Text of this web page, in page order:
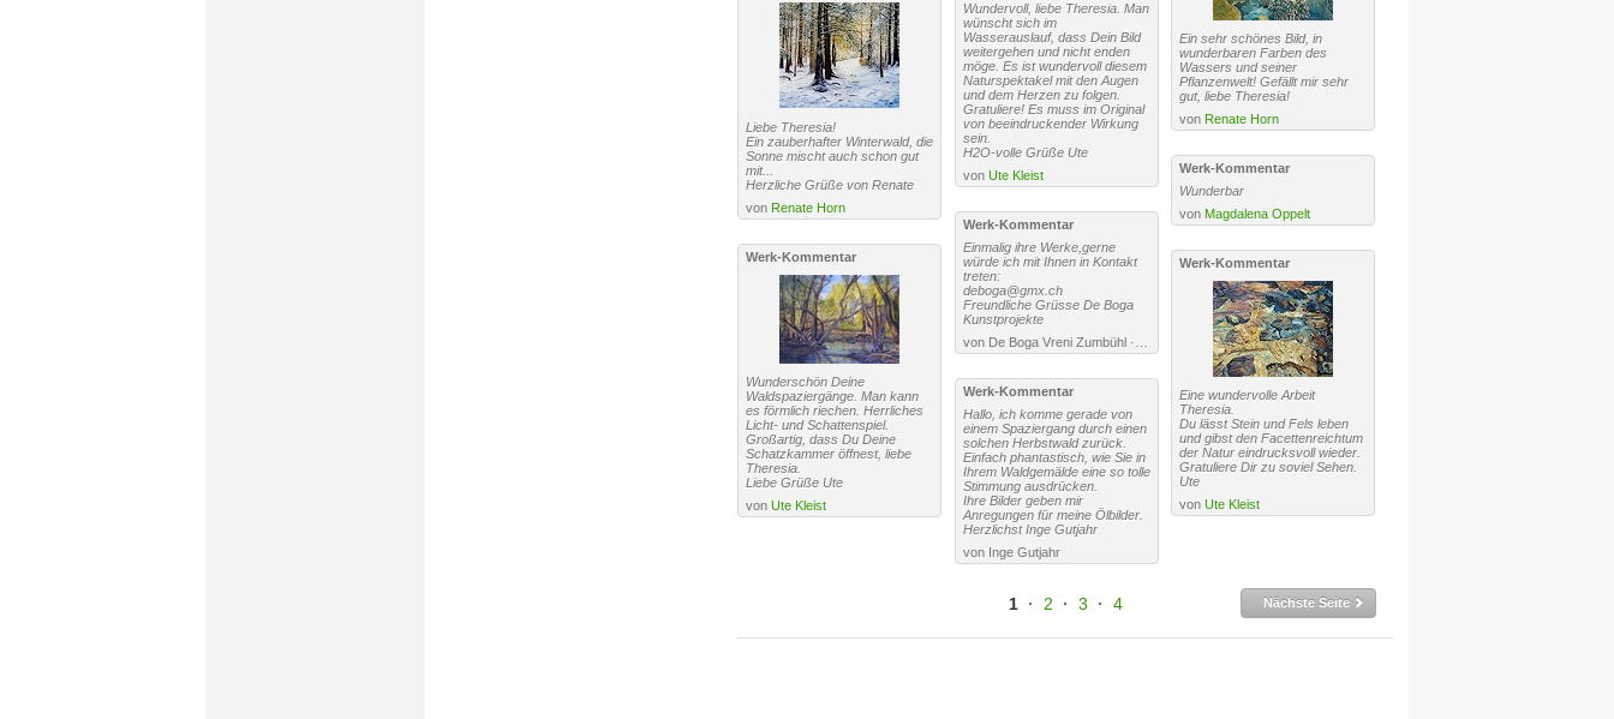
Liebe Theresia!
Ein zauberhafter Winterwald, die
Sonne mischt auch schon gut
mit...
Herzliche Grüße von Renate
von Renate Horn
Werk-Kommentar
Wunderschön Deine
Waldspaziergänge. Man kann
es förmlich riechen. Herrliches
Licht- und Schattenspiel.
Großartig, dass Du Deine
Schatzkammer öffnest, liebe
Theresia.
Liebe Grüße Ute
vonUte Kleist
Wundervoll, liebe Theresia. Man
wünscht sich im
Wasserauslauf, dass Dein Bild
weitergehen und nicht enden
möge. Es ist wundervoll diesem
Naturspektakel mit den Augen
und dem Herzen zu folgen.
Gratuliere! Es muss im Original
von beeindruckender Wirkung
sein.
H2O-volle Grüße Ute
von Ute Kleist
Werk-Kommentar
Einmalig ihre Werke,gerne
würde ich mit Ihnen in Kontakt
treten:
deboga@gmx.ch
Freundliche Grüsse De Boga
Kunstprojekte
Werk-Kommentar
Hallo, ich komme gerade von
einem Spaziergang durch einen
solchen Herbstwald zurück.
Einfach phantastisch, wie Sie in
Ihrem Waldgemälde eine so tolle
Stimmung ausdrücken.
Ihre Bilder geben mir
Anregungen für meine Ölbilder.
Herzlichst Inge Gutjahr
von Inge Gutjahr
Ein sehr schönes Bild, in
wunderbaren Farben des
Wassers und seiner
Pflanzenwelt! Gefällt mir sehr
gut, liebe Theresia!
von Renate Horn
Werk-Kommentar
Wunderbar
von Magdalena Oppelt
Werk-Kommentar
Eine wundervolle Arbeit
Theresia.
Du lässt Stein und Fels leben
und gibst den Facettenreichtum
der Natur eindrucksvoll wieder.
Gratuliere Dir zu soviel Sehen.
Ute
von Ute Kleist
1 · 2 · 3 · 4 Nächste Seite